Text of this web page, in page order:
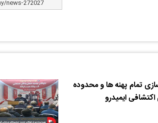
تمام پهنه ها و محدوده
ایمیدرو